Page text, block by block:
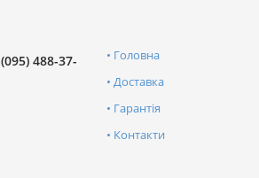
(095) 488-37-
Головна
Доставка
Гарантія
Контакти